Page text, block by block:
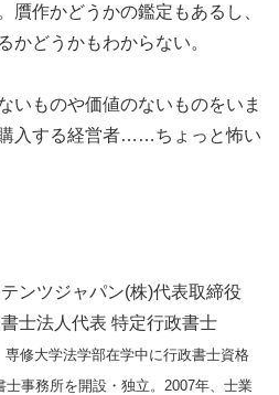
贋作かどうかの鑑定もあるし、
かどうかもわからない。
いものや価値のないものをいま
購入する経営者……ちょっと怖い
ンツジャパン(株)代表取締役
士法人代表 特定行政書士
修大学法学部在学中に行政書士資格
士事務所を開設・独立。2007年、士業